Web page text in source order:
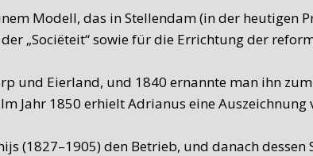
Modell, das in Stellendam (in der heutigen
„Sociëteit“ sowie für die Errichtung der
und Eierland, und 1840 ernannte man ihn
Jahr 1850 erhielt Adrianus eine
(1827–1905) den Betrieb, und danach dessen